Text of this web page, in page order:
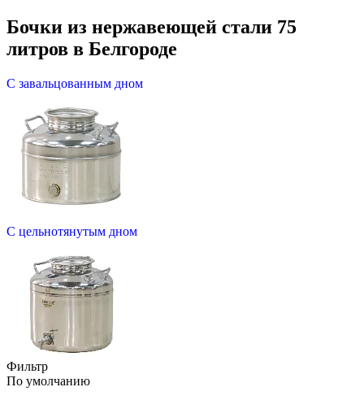
Бочки из нержавеющей стали 75
литров в Белгороде
С завальцованным дном
С цельнотянутым дном
Фильтр
По умолчанию